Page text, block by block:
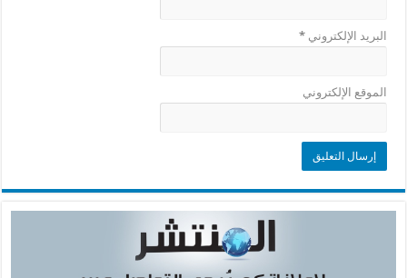
البريد الإلكتروني*
الموقع الإلكتروني